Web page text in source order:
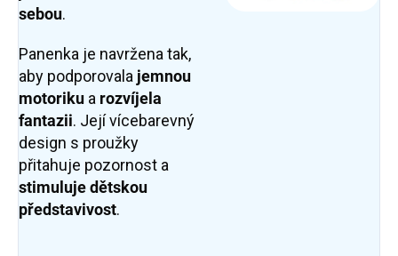
sebou.
Panenka je navržena tak,
aby podporovala jemnou
motoriku a rozvíjela
fantazii. Její vícebarevný
design s proužky
přitahuje pozornost a
stimuluje dětskou
představivost.